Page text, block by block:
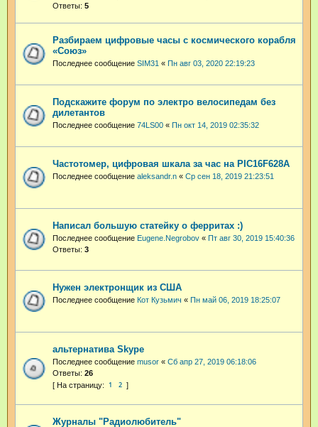
Ответы: 5
Разбираем цифровые часы с космического корабля
«Союз»
Последнее сообщение SIM31 « Пн авг 03, 2020 22:19:23
Подскажите форум по электро велосипедам без
дилетантов
Последнее сообщение 74LS00 « Пн окт 14, 2019 02:35:32
Частотомер, цифровая шкала за час на PIC16F628A
Последнее сообщение aleksandr.n « Ср сен 18, 2019 21:23:51
Написал большую статейку о ферритах :)
Последнее сообщение Eugene.Negrobov « Пт авг 30, 2019 15:40:36
Ответы: 3
Нужен электронщик из США
Последнее сообщение Кот Кузьмич « Пн май 06, 2019 18:25:07
альтернатива Skype
Последнее сообщение musor « Сб апр 27, 2019 06:18:06
Ответы: 26
1 2
Журналы "Радиолюбитель"